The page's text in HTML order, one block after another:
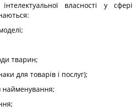
власності у сфері
тварин;
для товарів і послуг);
найменування;